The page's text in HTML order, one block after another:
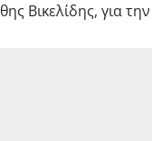
Βικελίδης, για